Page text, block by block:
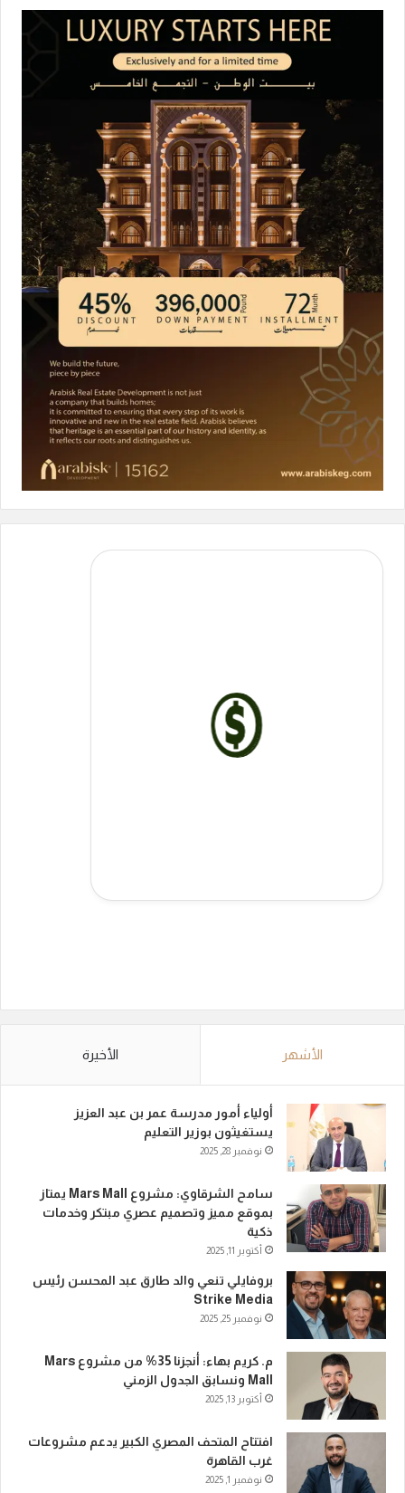
الأشهر الأخيرة
أولياء أمور مدرسة عمر بن عبد العزيز
يستغيثون بوزير التعليم
نوفمبر 28, 2025
سامح الشرقاوي: مشروع Mars Mall يمتاز
بموقع مميز وتصميم عصري مبتكر وخدمات
ذكية
أكتوبر 11, 2025
بروفايلي تنعي والد طارق عبد المحسن رئيس
Strike Media
نوفمبر 25, 2025
م. كريم بهاء: أنجزنا 35% من مشروع Mars
Mall ونسابق الجدول الزمني
أكتوبر 13, 2025
افتتاح المتحف المصري الكبير يدعم مشروعات
غرب القاهرة
نوفمبر 1, 2025